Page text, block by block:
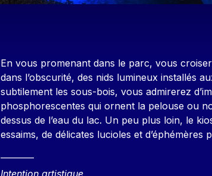
Contenu
En vous promenant dans le parc, vous
dans l’obscurité, des nids lumineux installés
subtilement les sous-bois, vous admirerez
phosphorescentes qui ornent la pelouse ou
dessus de l’eau du lac. Un peu plus loin, le
essaims, de délicates lucioles et d’éphémères